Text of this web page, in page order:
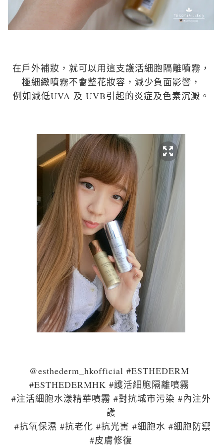
在戶外補妝 ，就可以用這支護活細胞隔離噴霧，
極細緻噴霧不會整花妝容，減少負面影響，
例如減低UVA 及 UVB引起的炎症及色素沉澱。
@esthederm_hkofficial #ESTHEDERM
#ESTHEDERMHK #護活細胞隔離噴霧
#注活細胞水漾精華噴霧 #對抗城市污染 #內注外
護
#抗氧保濕 #抗老化 #抗光害 #細胞水 #細胞防禦
#皮膚修復